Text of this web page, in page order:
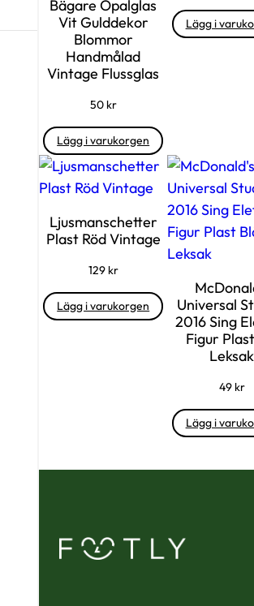
Bägare Opalglas
Vit Gulddekor
Blommor
Handmålad
Vintage Flussglas
50 kr
Lägg i varukorgen
Lägg i
Ljusmanschetter
Plast Röd Vintage
129 kr
Lägg i varukorgen
Universal
2016 Sing
Figur
Leksak
49 kr
Lägg i